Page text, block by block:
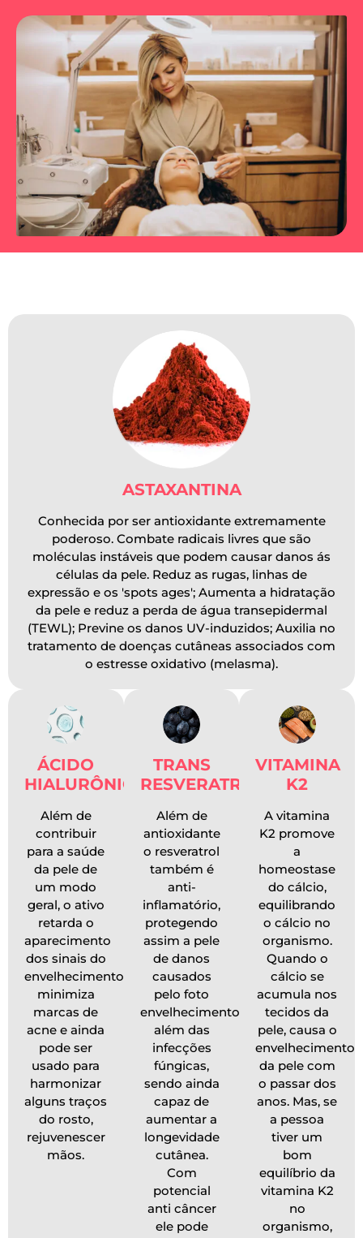
ASTAXANTINA
Conhecida por ser antioxidante extremamente
poderoso. Combate radicais livres que são
moléculas instáveis que podem causar danos ás
células da pele. Reduz as rugas, linhas de
expressão e os 'spots ages'; Aumenta a hidratação
da pele e reduz a perda de água transepidermal
(TEWL); Previne os danos UV-induzidos; Auxilia no
tratamento de doenças cutâneas associados com
o estresse oxidativo (melasma).
ÁCIDO
HIALURÔNICO
Além de
contribuir
para a saúde
da pele de
um modo
geral, o ativo
retarda o
aparecimento
dos sinais do
envelhecimento,
minimiza
marcas de
acne e ainda
pode ser
usado para
harmonizar
alguns traços
do rosto,
rejuvenescer
mãos.
TRANS
RESVERATROL
Além de
antioxidante
o resveratrol
também é
anti-
inflamatório,
protegendo
assim a pele
de danos
causados
pelo foto
envelhecimento,
além das
infecções
fúngicas,
sendo ainda
capaz de
aumentar a
longevidade
cutânea.
Com
potencial
anti câncer
ele pode
VITAMINA
K2
A vitamina
K2 promove
a
homeostase
do cálcio,
equilibrando
o cálcio no
organismo.
Quando o
cálcio se
acumula nos
tecidos da
pele, causa o
envelhecimento
da pele com
o passar dos
anos. Mas, se
a pessoa
tiver um
bom
equilíbrio da
vitamina K2
no
organismo,